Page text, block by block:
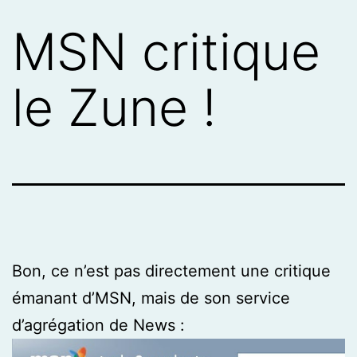
MSN critique
le Zune !
Bon, ce n’est pas directement une critique
émanant d’MSN, mais de son service
d’agrégation de News :